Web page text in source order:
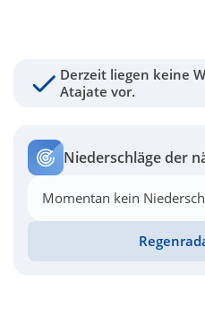
Derzeit liegen keine
Atajate vor.
Niederschläge der
Momentan kein